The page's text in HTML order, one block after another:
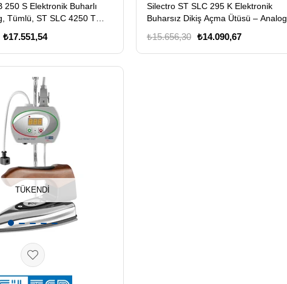
250 S Elektronik Buharlı
Tümlü, ST SLC 4250 T
₺17.551,54
Silectro ST SLC 295 K Elektronik
Buharsız Dikiş Açma Ütüsü – Analog
₺14.090,67
₺15.656,30
TÜKENDI